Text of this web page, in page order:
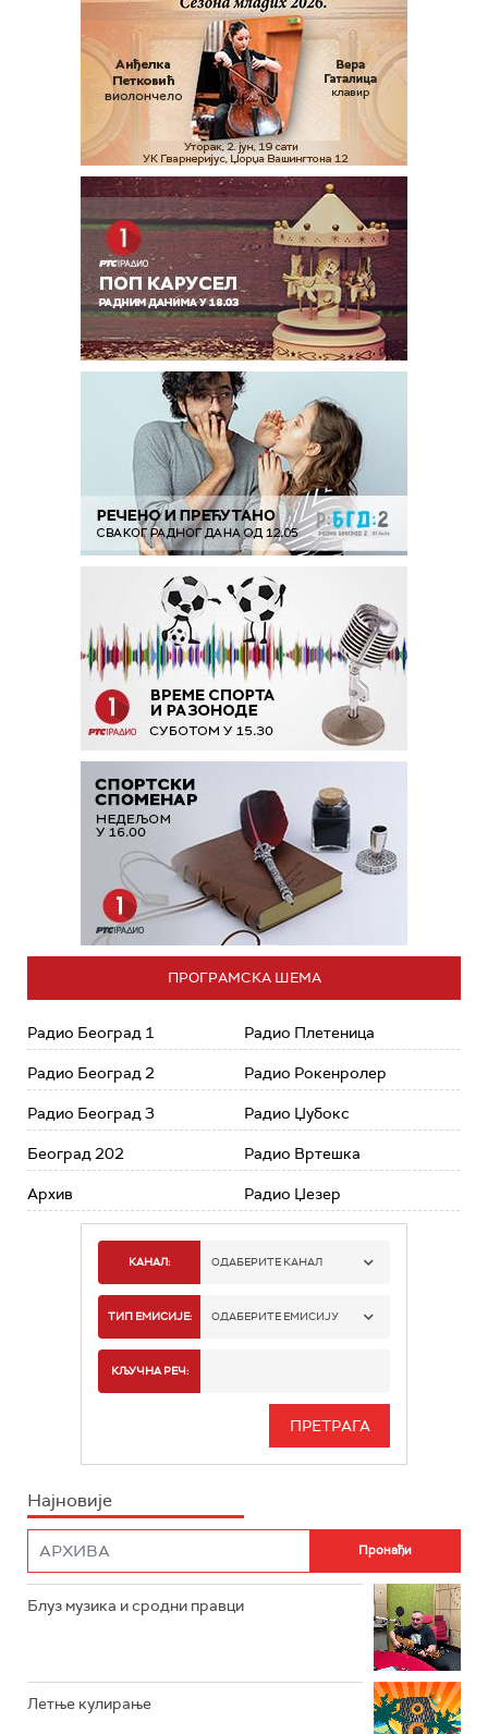
ПРОГРАМСКА ШЕМА
Радио Београд 1
Радио Београд 2
Радио Београд 3
Београд 202
Архив
Радио Плетеница
Радио Рокенролер
Радио Џубокс
Радио Вртешка
Радио Џезер
КАНАЛ: ОДАБЕРИТЕ КАНАЛ
РАДИО БЕОГРАД 1
РАДИО БЕОГРАД 3
РАДИО РОКЕНРОЛЕР
РАДИО ЏЕЗЕР
ТИП ЕМИСИЈЕ: ОДАБЕРИТЕ ЕМИСИЈУ
ИНФО
КЉУЧНА РЕЧ:
Најновије
Блуз музика и сродни правци
Летње кулирање